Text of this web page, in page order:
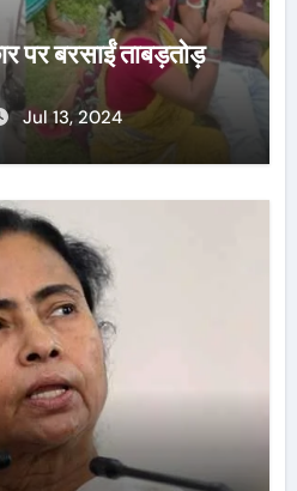
पर बरसाईं ताबड़तोड़
Jul 13, 2024